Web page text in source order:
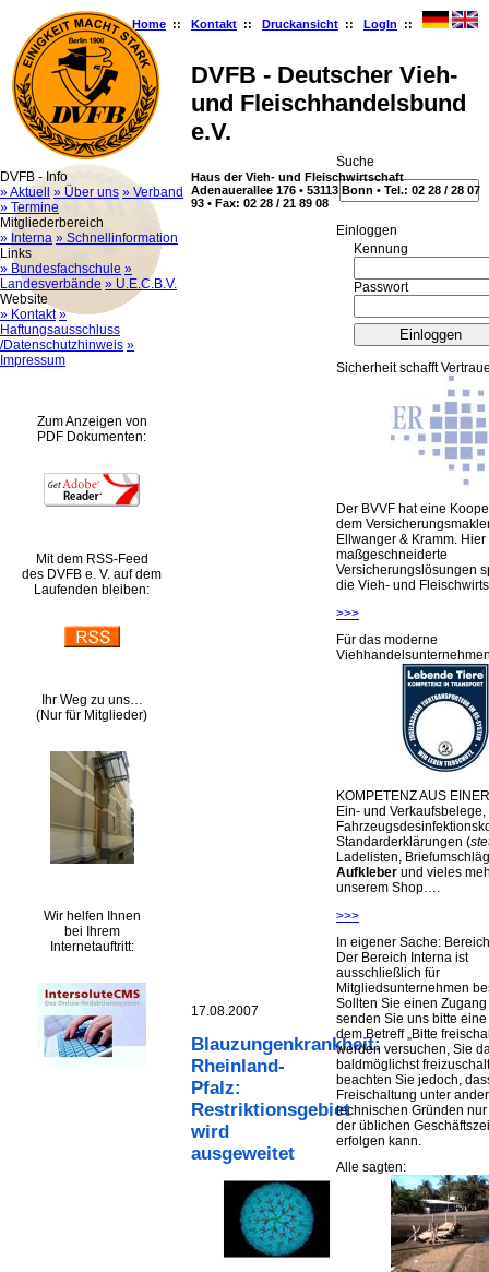
Home :: Kontakt :: Druckansicht :: LogIn ::
DVFB - Deutscher Vieh-
und Fleischhandelsbund
e.V.
Haus der Vieh- und Fleischwirtschaft
Adenauerallee 176 • 53113 Bonn • Tel.: 02 28 / 28 07
93 • Fax: 02 28 / 21 89 08
DVFB - Info
» Aktuell
» Über uns » Verband
» Termine
Mitgliederbereich
» Interna » Schnellinformation
Links
» Bundesfachschule »
Landesverbände » U.E.C.B.V.
Website
» Kontakt »
Haftungsausschluss
/Datenschutzhinweis »
Impressum
Zum Anzeigen von
PDF Dokumenten:
Mit dem RSS-Feed
des DVFB e. V. auf dem
Laufenden bleiben:
Ihr Weg zu uns…
(Nur für Mitglieder)
Wir helfen Ihnen
bei Ihrem
Internetauftritt:
17.08.2007
Blauzungenkrankheit:
Rheinland-
Pfalz:
Restriktionsgebiet
wird
ausgeweitet
Suche
Ein­log­gen
Kennung
Passwort
Sicherheit schafft
Der BVVF hat eine
dem
Ellwanger & Kramm.
maßgeschneiderte
Versicherungslösungen
die Vieh- und
>>>
Für das moderne
KOMPETENZ AUS
Ein- und Verkaufsbelege,
Standarderklärungen (
Ladelisten,
Aufkleber und vieles
unserem Shop….
>>>
In eigener Sache:
Der Bereich Interna ist
ausschließlich für
Mitgliedsunternehmen
Sollten Sie einen
senden Sie uns bitte
dem Betreff „Bitte
werden versuchen, Sie
baldmöglichst
beachten Sie jedoch,
Freischaltung unter
technischen Gründen
der üblichen
erfolgen kann.
Alle sagten: